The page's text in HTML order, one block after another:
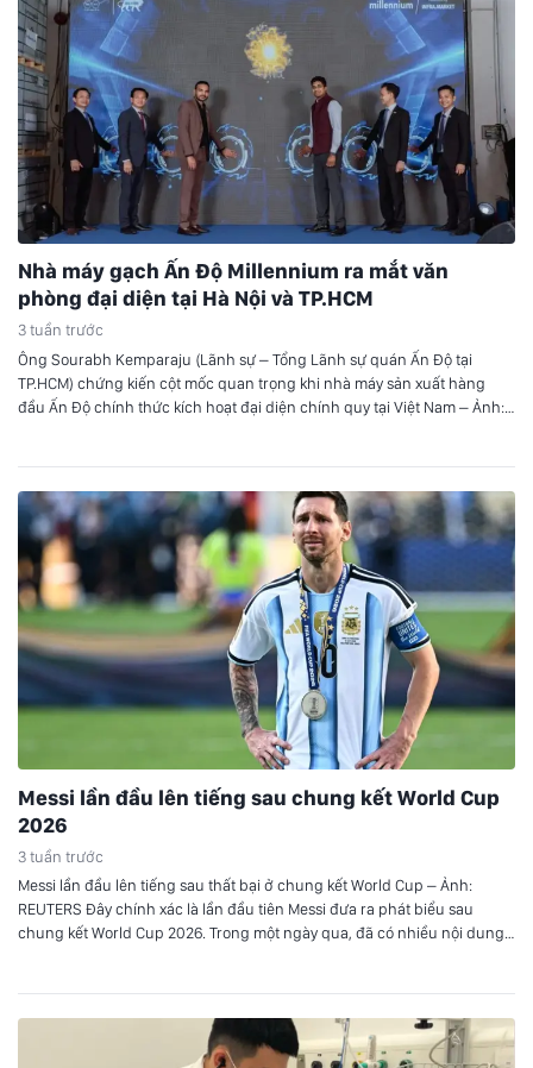
Nhà máy gạch Ấn Độ Millennium ra mắt văn
phòng đại diện tại Hà Nội và TP.HCM
3 tuần trước
Ông Sourabh Kemparaju (Lãnh sự – Tổng Lãnh sự quán Ấn Độ tại
TP.HCM) chứng kiến cột mốc quan trọng khi nhà máy sản xuất hàng
đầu Ấn Độ chính thức kích hoạt đại diện chính quy tại Việt Nam – Ảnh:
Messi lần đầu lên tiếng sau chung kết World Cup
2026
3 tuần trước
Messi lần đầu lên tiếng sau thất bại ở chung kết World Cup – Ảnh:
REUTERS Đây chính xác là lần đầu tiên Messi đưa ra phát biểu sau
chung kết World Cup 2026. Trong một ngày qua, đã có nhiều nội dung